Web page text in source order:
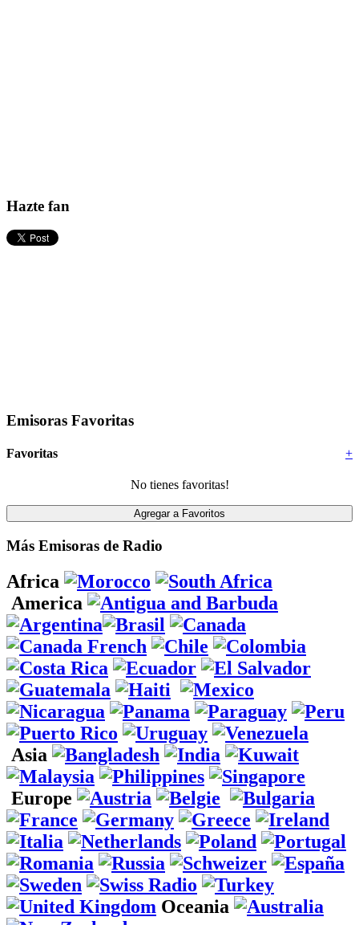
Hazte fan
Emisoras Favoritas
+
Favoritas
No tienes favoritas!
Más Emisoras de Radio
Africa
America
Asia
Europe
Oceania